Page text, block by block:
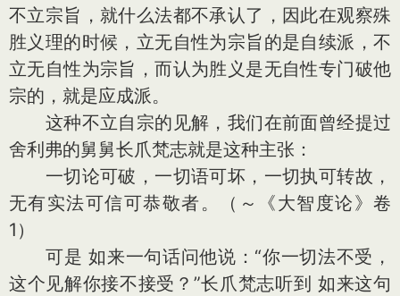
不立宗旨，就什么法都不承认了，因此在观察殊
胜义理的时候，立无自性为宗旨的是自续派，不
立无自性为宗旨，而认为胜义是无自性专门破他
宗的，就是应成派。
这种不立自宗的见解，我们在前面曾经提过
舍利弗的舅舅长爪梵志就是这种主张：
一切论可破，一切语可坏，一切执可转故，
无有实法可信可恭敬者。（～《大智度论》卷
1）
可是 如来一句话问他说：“你一切法不受，
这个见解你接不接受？”长爪梵志听到 如来这句